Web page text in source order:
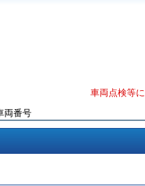
車両点検等
両番号